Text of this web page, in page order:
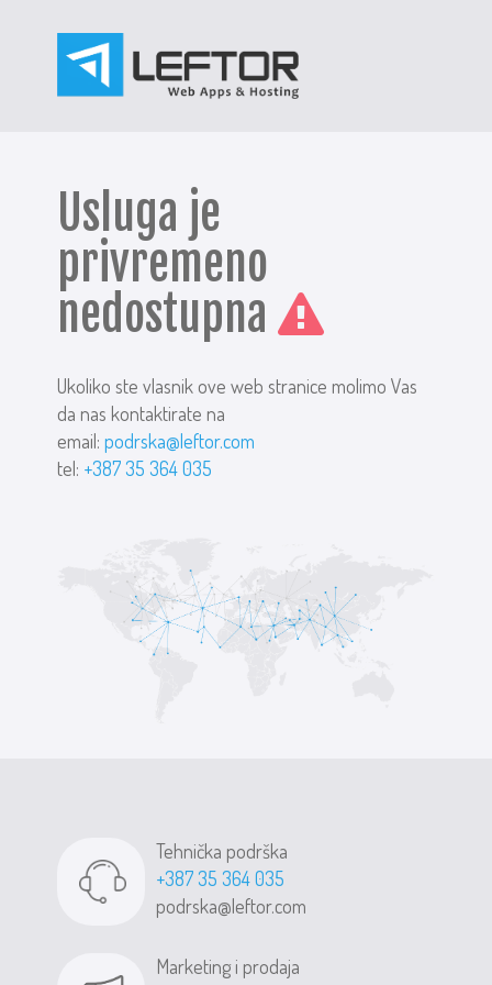
Usluga je
privremeno
nedostupna
Ukoliko ste vlasnik ove web stranice molimo Vas
da nas kontaktirate na
email:podrska@leftor.com
tel: +387 35 364 035
Tehnička podrška
+387 35 364 035
podrska@leftor.com
Marketing i prodaja